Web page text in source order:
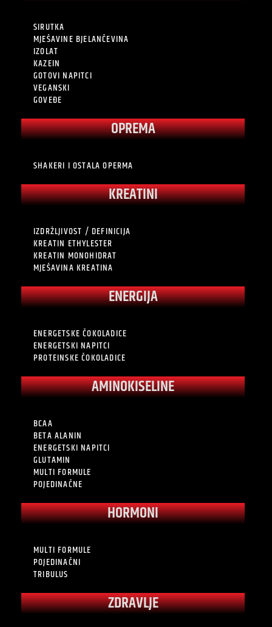
SIRUTKA
MJEŠAVINE BJELANČEVINA
IZOLAT
KAZEIN
GOTOVI NAPITCI
VEGANSKI
GOVEĐE
OPREMA
SHAKERI I OSTALA OPERMA
KREATINI
IZDRŽLJIVOST / DEFINICIJA
KREATIN ETHYLESTER
KREATIN MONOHIDRAT
MJEŠAVINA KREATINA
ENERGIJA
ENERGETSKE ČOKOLADICE
ENERGETSKI NAPITCI
PROTEINSKE ČOKOLADICE
AMINOKISELINE
BCAA
BETA ALANIN
ENERGETSKI NAPITCI
GLUTAMIN
MULTI FORMULE
POJEDINAČNE
HORMONI
MULTI FORMULE
POJEDINAČNI
TRIBULUS
ZDRAVLJE